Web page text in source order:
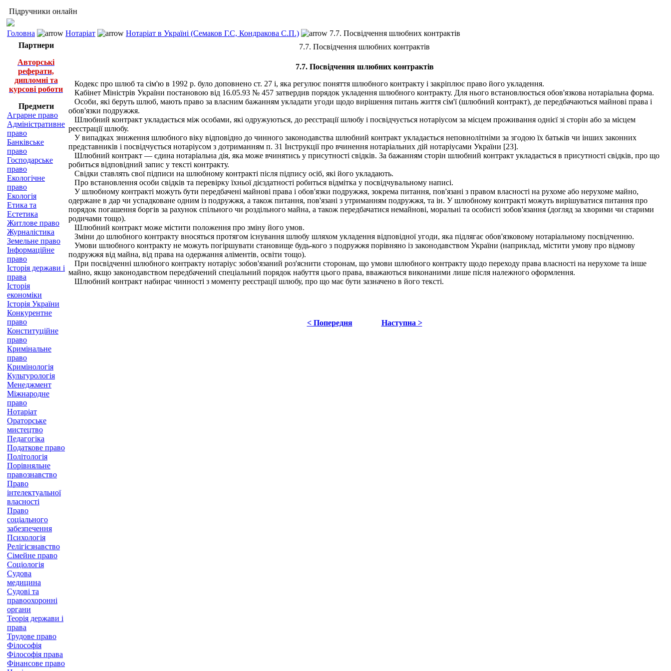
Підручники онлайн
Головна Нотаріат Нотаріат в Україні (Семаков Г.С, Кондракова С.П.)
7.7. Посвідчення шлюбних контрактів
Партнери
Авторські
реферати,
дипломні та
курсові роботи
Предмети
Аграрне право
Адміністративне
право
Банківське
право
Господарське
право
Екологічне
право
Екологія
Етика та
Естетика
Житлове право
Журналістика
Земельне право
Інформаційне
право
Історія держави і
права
Історія
економіки
Історія України
Конкурентне
право
Конституційне
право
Кримінальне
право
Кримінологія
Культурологія
Менеджмент
Міжнародне
право
Нотаріат
Ораторське
мистецтво
Педагогіка
Податкове право
Політологія
Порівняльне
правознавство
Право
інтелектуальної
власності
Право
соціального
забезпечення
Психологія
Релігієзнавство
Сімейне право
Соціологія
Судова
медицина
Судові та
правоохоронні
органи
Теорія держави і
права
Трудове право
Філософія
Філософія права
Фінансове право
7.7. Посвідчення шлюбних контрактів
7.7. Посвідчення шлюбних контрактів
Кодекс про шлюб та сім'ю в 1992 р. було доповнено ст. 27 і, яка регулює поняття шлюбного контракту і закріплює право його укладення.
Кабінет Міністрів України постановою від 16.05.93 № 457 затвердив порядок укладення шлюбного контракту. Для нього встановлюється обов'язкова нотаріальна форма.
Особи, які беруть шлюб, мають право за власним бажанням укладати угоди щодо вирішення питань життя сім'ї (шлюбний контракт), де передбачаються майнові права і
обов'язки подружжя.
Шлюбний контракт укладається між особами, які одружуються, до реєстрації шлюбу і посвідчується нотаріусом за місцем проживання однієї зі сторін або за місцем
реєстрації шлюбу.
У випадках зниження шлюбного віку відповідно до чинного законодавства шлюбний контракт укладається неповнолітніми за згодою їх батьків чи інших законних
представників і посвідчується нотаріусом з дотриманням п. 31 Інструкції про вчинення нотаріальних дій нотаріусами України [23].
Шлюбний контракт — єдина нотаріальна дія, яка може вчинятись у присутності свідків. За бажанням сторін шлюбний контракт укладається в присутності свідків, про що
робиться відповідний запис у тексті контракту.
Свідки ставлять свої підписи на шлюбному контракті після підпису осіб, які його укладають.
Про встановлення особи свідків та перевірку їхньої дієздатності робиться відмітка у посвідчувальному написі.
У шлюбному контракті можуть бути передбачені майнові права і обов'язки подружжя, зокрема питання, пов'язані з правом власності на рухоме або нерухоме майно,
одержане в дар чи успадковане одним із подружжя, а також питання, пов'язані з утриманням подружжя, та ін. У шлюбному контракті можуть вирішуватися питання про
порядок погашення боргів за рахунок спільного чи роздільного майна, а також передбачатися немайнові, моральні та особисті зобов'язання (догляд за хворими чи старими
родичами тощо).
Шлюбний контракт може містити положення про зміну його умов.
Зміни до шлюбного контракту вносяться протягом існування шлюбу шляхом укладення відповідної угоди, яка підлягає обов'язковому нотаріальному посвідченню.
Умови шлюбного контракту не можуть погіршувати становище будь-кого з подружжя порівняно із законодавством України (наприклад, містити умову про відмову
подружжя від майна, від права на одержання аліментів, освіти тощо).
При посвідченні шлюбного контракту нотаріус зобов'язаний роз'яснити сторонам, що умови шлюбного контракту щодо переходу права власності на нерухоме та інше
майно, якщо законодавством передбачений спеціальний порядок набуття цього права, вважаються виконаними лише після належного оформлення.
Шлюбний контракт набирає чинності з моменту реєстрації шлюбу, про що має бути зазначено в його тексті.
< Попередня Наступна >